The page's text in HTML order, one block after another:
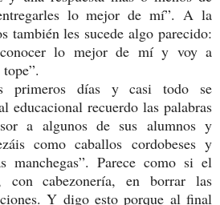
lo mejor de mí”. A la
también les sucede algo parecido:
conocer lo mejor de mí y voy a
primeros días y casi todo se
educacional recuerdo las palabras
a algunos de sus alumnos y
como caballos cordobeses y
manchegas”. Parece como si el
con cabezonería, en borrar las
Y digo esto porque al final